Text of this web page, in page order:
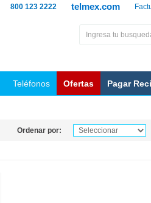
telmex.com
800 123 2222
Teléfonos Ofertas Pagar
Ordenar por: